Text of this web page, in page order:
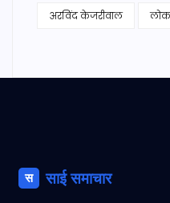
अरविंद केजरीवाल